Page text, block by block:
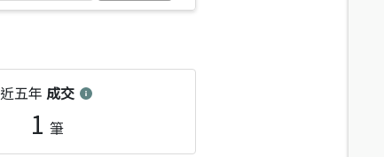
近五年 成交
1 筆